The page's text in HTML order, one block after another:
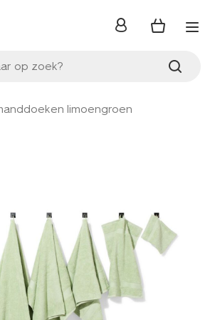
op zoek?
inloggen
limoengroen